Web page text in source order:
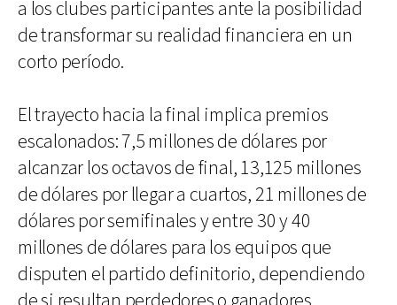
a los clubes participantes ante la posibilidad
de transformar su realidad financiera en un
corto período.
El trayecto hacia la final implica premios
escalonados: 7,5 millones de dólares por
alcanzar los octavos de final, 13,125 millones
de dólares por llegar a cuartos, 21 millones de
dólares por semifinales y entre 30 y 40
millones de dólares para los equipos que
disputen el partido definitorio, dependiendo